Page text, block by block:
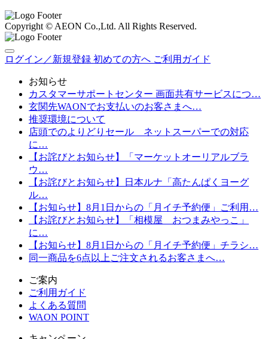
Copyright © AEON Co.,Ltd. All Rights Reserved.
ログイン／新規登録 初めての方へ ご利用ガイド
お知らせ
カスタマーサポートセンター 画面共有サービスにつ…
玄関先WAONでお支払いのお客さまへ…
推奨環境について
店頭でのよりどりセール ネットスーパーでの対応
に…
【お詫びとお知らせ】「マーケットオーリアルブラ
ウ…
【お詫びとお知らせ】日本ルナ「高たんぱくヨーグ
ル…
【お知らせ】8月1日からの「月イチ予約便」ご利用…
【お詫びとお知らせ】「相模屋 おつまみやっこ」
に…
【お知らせ】8月1日からの「月イチ予約便」チラシ…
同一商品を6点以上ご注文されるお客さまへ…
ご案内
ご利用ガイド
よくある質問
WAON POINT